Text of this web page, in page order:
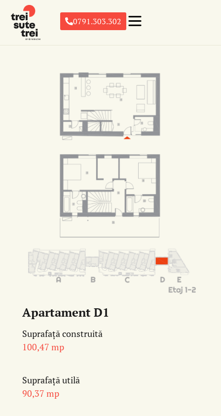
0791.303.302
Apartament D1
Suprafață construită
100,47 mp
Suprafață utilă
90,37 mp